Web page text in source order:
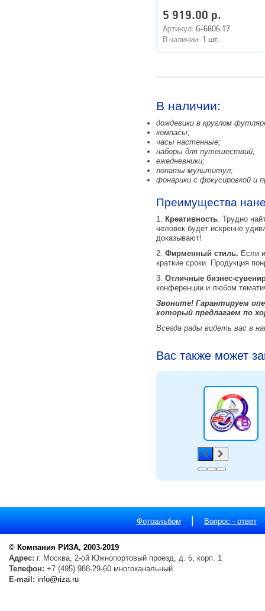
5 919.00 р.
Артикул: G-6806.17
В наличии: 1 шт.
В наличии:
дождевики в круглом
компасы;
часы настенные;
наборы для путешествий;
ежедневники;
лопаты-мультитул;
фонарики с фокусировкой и
Преимущества
1. Креативность. Трудно
человек будет искренне
доказывают!
2. Фирменный стиль. Если
краткие сроки. Продукция
3. Отличные бизнес-
конференции и любом
Звоните! Гарантируем
который предлагаем по
Всегда рады видеть вас в
Вас также может
Фотоальбом | Вопрос - ответ
© Компания РИЗА, 2003-2019
Адрес: г. Москва, 2-ой Южнопортовый проезд, д. 5, корп. 1
Телефон: +7 (495) 988-29-60 многоканальный
E-mail: info@riza.ru